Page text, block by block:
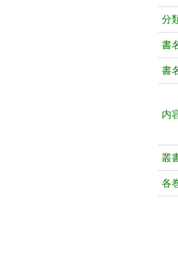
分
書
書
内
叢
各